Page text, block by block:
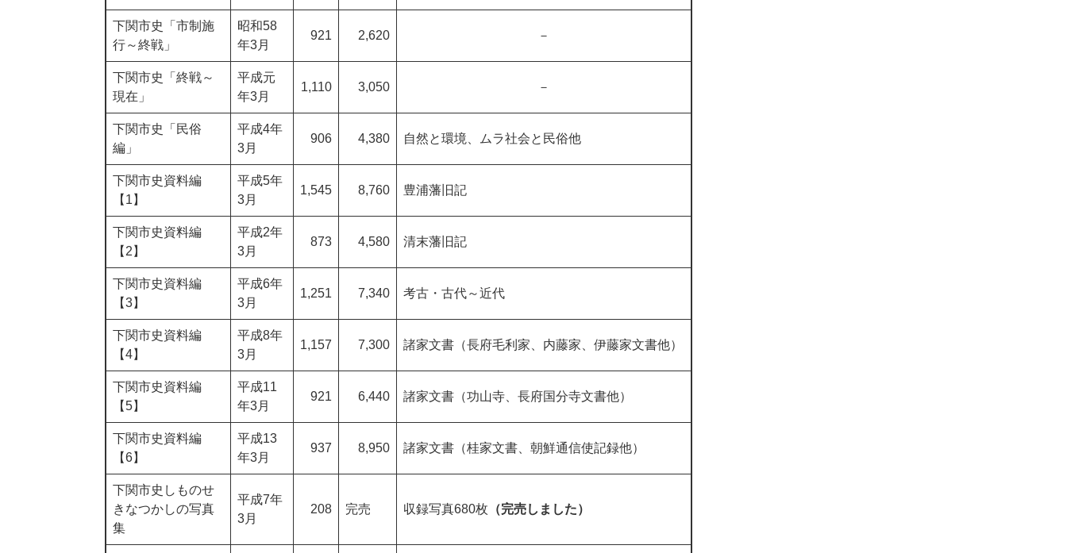
下関市史「市制施
行～終戦」
昭和58
年3月
921 2,620 －
下関市史「終戦～
現在」
平成元
年3月
1,110 3,050 －
下関市史「民俗
編」
平成4年
3月
906 4,380 自然と環境、ムラ社会と民俗他
下関市史資料編
【1】
平成5年
3月
1,545 8,760 豊浦藩旧記
下関市史資料編
【2】
平成2年
3月
873 4,580 清末藩旧記
下関市史資料編
【3】
平成6年
3月
1,251 7,340 考古・古代～近代
下関市史資料編
【4】
平成8年
3月
1,157 7,300 諸家文書（長府毛利家、内藤家、伊藤家文書他）
下関市史資料編
【5】
平成11
年3月
921 6,440 諸家文書（功山寺、長府国分寺文書他）
下関市史資料編
【6】
平成13
年3月
937 8,950 諸家文書（桂家文書、朝鮮通信使記録他）
下関市史しものせ
きなつかしの写真
集
平成7年
3月
208 完売 収録写真680枚 （完売しました）